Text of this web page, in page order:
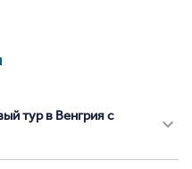
тур в Венгрия с